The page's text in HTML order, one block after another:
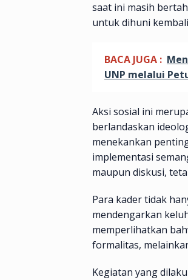
saat ini masih
untuk dihuni
BACA JUGA :
UNP melalui
Aksi sosial ini
berlandaskan
menekankan
implementasi
maupun diskusi,
Para kader tidak
mendengarkan
memperlihatkan
formalitas,
Kegiatan yang